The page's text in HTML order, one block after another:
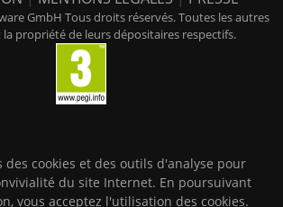
GmbH Tous droits réservés. Toutes les autres
propriété de leurs dépositaires respectifs.
des cookies et des outils d'analyse pour
du site Internet. En poursuivant
vous acceptez l'utilisation des cookies.